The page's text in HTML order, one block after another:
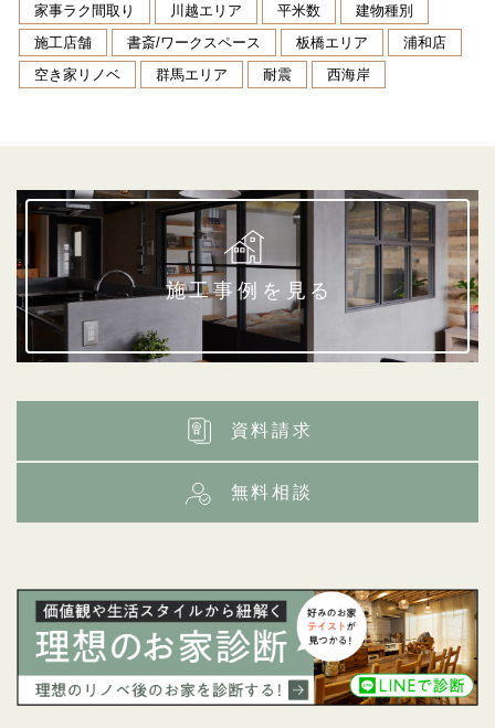
家事ラク間取り
川越エリア 平米数
建物種別
施工店舗
書斎/ワークスペース 板橋エリア
浦和店
空き家リノベ
群馬エリア 耐震 西海岸
施工事例を見る
資料請求
無料相談